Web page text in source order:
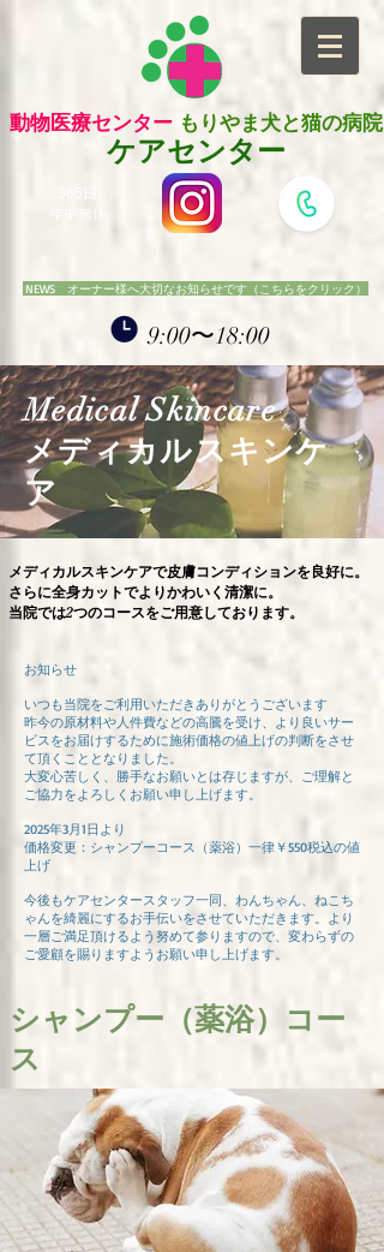
動物医療センター もりやま犬と猫の病院
ケアセンター
NEWS オーナー様へ大切なお知らせです（こちらをクリック）
9:00〜18:00​
Medical Skincare
​メディカルスキンケ
ア
メディカルスキンケアで皮膚コンディションを良好に。
さらに全身カットでよりかわいく清潔に。
当院では2つのコースをご用意しております。
お知らせ
いつも当院をご利用いただきありがとうございます
昨今の原材料や人件費などの高騰を受け、より良いサー
ビスをお届けするために施術価格の値上げの判断をさせ
て頂くこととなりました。
大変心苦しく、勝手なお願いとは存じますが、ご理解と
ご協力をよろしくお願い申し上げます。
2025年3月1日より
価格変更：シャンプーコース（薬浴）一律￥550税込の値
上げ
​今後もケアセンタースタッフ一同、わんちゃん、ねこち
ゃんを綺麗にするお手伝いをさせていただきます。より
一層ご満足​頂けるよう努めて参りますので、変わらずの
ご愛顧を賜りますようお願い申し上げます。
シャンプー（薬浴）コー
ス